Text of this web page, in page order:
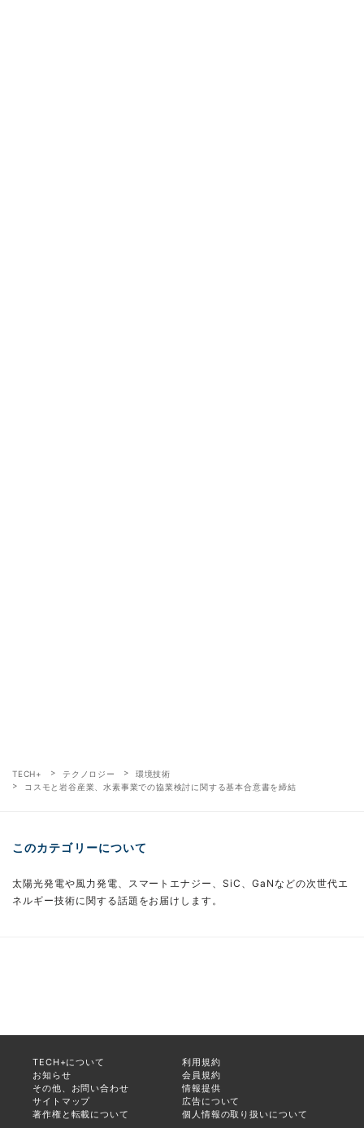
TECH+ テクノロジー
環境技術
コスモと岩谷産業、水素事業での協業検討に関する基本合意書を締結
このカテゴリーについて
太陽光発電や風力発電、スマートエナジー、SiC、GaNなどの次世代エ
ネルギー技術に関する話題をお届けします。
TECH+について
利用規約
お知らせ
会員規約
その他、お問い合わせ
情報提供
サイトマップ
広告について
著作権と転載について
個人情報の取り扱いについて